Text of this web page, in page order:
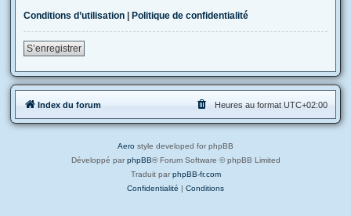
Conditions d’utilisation | Politique de confidentialité
S’enregistrer
Index du forum Heures au format UTC+02:00
Aero style developed for phpBB
Développé par phpBB® Forum Software © phpBB Limited
Traduit par phpBB-fr.com
Confidentialité | Conditions